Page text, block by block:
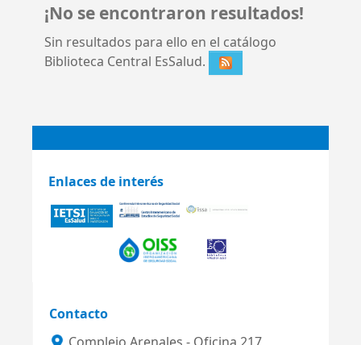
¡No se encontraron resultados!
Sin resultados para ello en el catálogo
Biblioteca Central EsSalud.
Enlaces de interés
Contacto